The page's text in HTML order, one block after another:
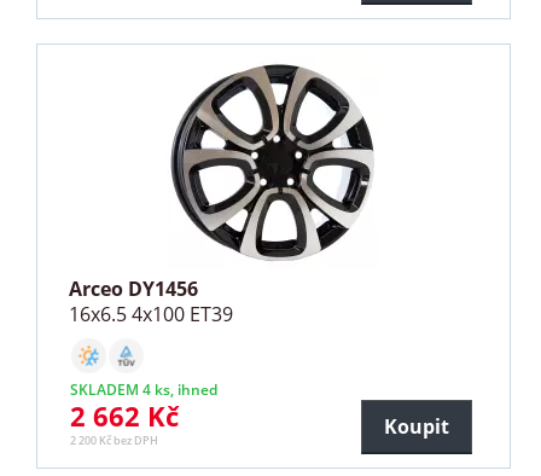
Arceo DY1456
16x6.5 4x100 ET39
SKLADEM 4 ks, ihned
2 662 Kč
2 200 Kč bez DPH
Koupit